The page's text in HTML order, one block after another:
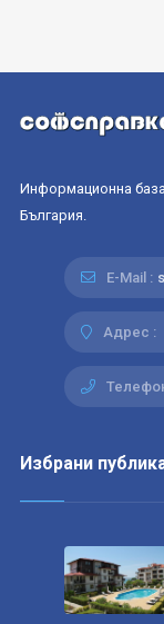
Информационна
България.
E-Mail :
Адрес :
Избрани